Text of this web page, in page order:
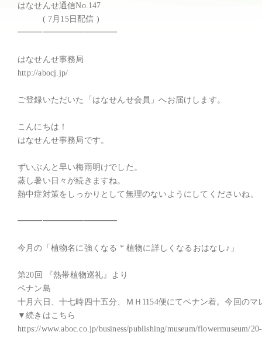
はなせんせ通信No.147
( 7月15日配信 )
━━━━━━━━━━━━
はなせんせ事務局
http://abocj.jp/
ご登録いただいた「はなせんせ会員」へお届けします。
こんにちは！
はなせんせ事務局です。
ずいぶんと早い梅雨明けでした。
蒸し暑い日々が続きますね。
熱中症対策をしっかりとして無理のないようにしてくださいね。
━━━━━━━━━━━━
今月の「植物名に強くなる * 植物に詳しくなるおはなし♪」
第20回 『熱帯植物巡礼』より
ペナン島
十月六日、十七時四十五分、ＭＨ1154便にてペナン着。今回の
▼続きはこちら
https://www.aboc.co.jp/business/publishing/museum/flowermuseum/